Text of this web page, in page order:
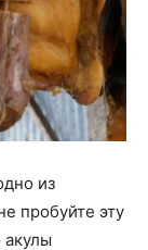
из
пробуйте эту
акулы